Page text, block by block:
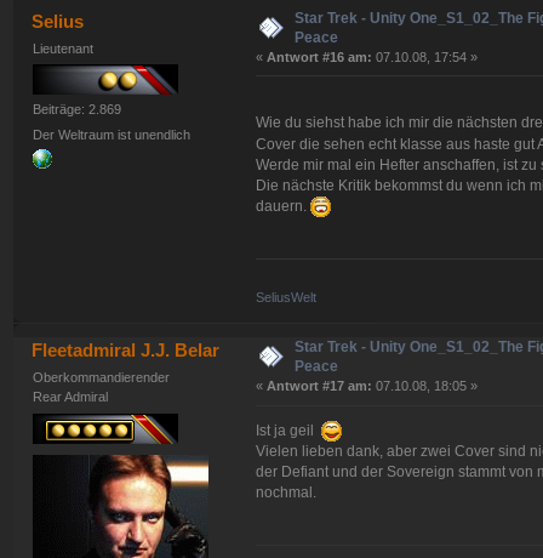
Selius
Lieutenant
Beiträge: 2.869
Der Weltraum ist unendlich
Star Trek - Unity One_S1_02_The
Peace
« Antwort #16 am: 07.10.08, 17:54 »
Wie du siehst habe ich mir die nächsten
Cover die sehen echt klasse aus haste gut
Werde mir mal ein Hefter anschaffen, ist
Die nächste Kritik bekommst du wenn ich
dauern.
SeliusWelt
Fleetadmiral J.J. Belar
Oberkommandierender
Rear Admiral
Star Trek - Unity One_S1_02_The
Peace
« Antwort #17 am: 07.10.08, 18:05 »
Ist ja geil
Vielen lieben dank, aber zwei Cover sind
der Defiant und der Sovereign stammt von
nochmal.